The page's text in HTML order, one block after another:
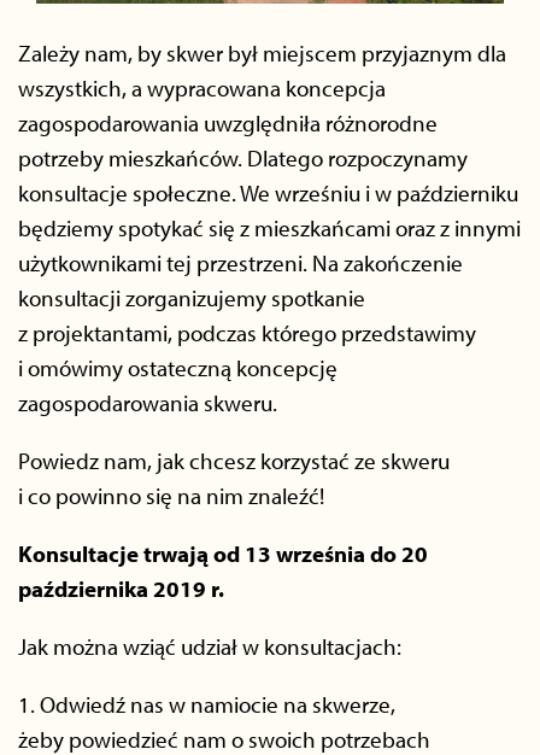
Zależy nam, by skwer był miejscem przyjaznym dla
wszystkich, a wypracowana koncepcja
zagospodarowania uwzględniła różnorodne
potrzeby mieszkańców. Dlatego rozpoczynamy
konsultacje społeczne. We wrześniu i w październiku
będziemy spotykać się z mieszkańcami oraz z innymi
użytkownikami tej przestrzeni. Na zakończenie
konsultacji zorganizujemy spotkanie
z projektantami, podczas którego przedstawimy
i omówimy ostateczną koncepcję
zagospodarowania skweru.
Powiedz nam, jak chcesz korzystać ze skweru
i co powinno się na nim znaleźć!
Konsultacje trwają od 13 września do 20
października 2019 r.
Jak można wziąć udział w konsultacjach:
1. Odwiedź nas w namiocie na skwerze,
żeby powiedzieć nam o swoich potrzebach